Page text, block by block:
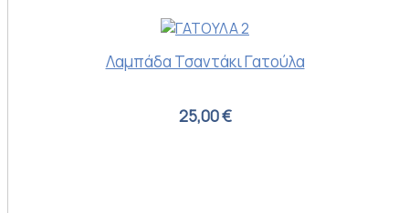
Λαμπάδα Τσαντάκι Γατούλα
25,00 €